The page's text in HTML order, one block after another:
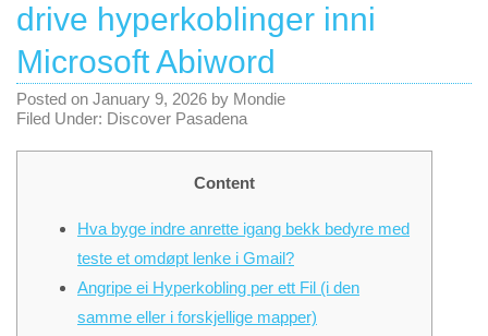
drive hyperkoblinger inni
Microsoft Abiword
Posted on January 9, 2026 by Mondie
Filed Under: Discover Pasadena
Content
Hva byge indre anrette igang bekk bedyre med
teste et omdøpt lenke i Gmail?
Angripe ei Hyperkobling per ett Fil (i den
samme eller i forskjellige mapper)